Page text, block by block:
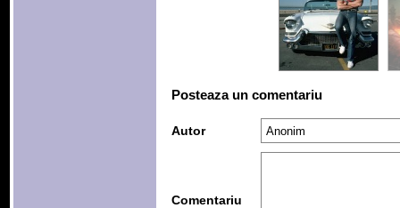
Posteaza un comentariu
Autor
Comentariu